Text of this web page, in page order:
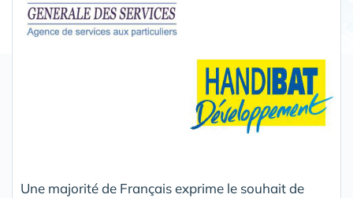
Une majorité de Français exprime le souhait de